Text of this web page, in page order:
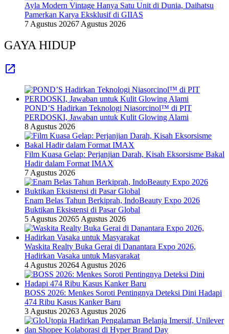
Ayla Modern Vintage Hanya Satu Unit di Dunia, Daihatsu
Pamerkan Karya Eksklusif di GIIAS
7 Agustus 20267 Agustus 2026
GAYA HIDUP
POND’S Hadirkan Teknologi Niasorcinol™ di PIT
PERDOSKI, Jawaban untuk Kulit Glowing Alami
8 Agustus 2026
Film Kuasa Gelap: Perjanjian Darah, Kisah Eksorsisme Bakal
Hadir dalam Format IMAX
7 Agustus 2026
Enam Belas Tahun Berkiprah, IndoBeauty Expo 2026
Buktikan Eksistensi di Pasar Global
5 Agustus 20265 Agustus 2026
Waskita Realty Buka Gerai di Danantara Expo 2026,
Hadirkan Vasaka untuk Masyarakat
4 Agustus 20264 Agustus 2026
BOSS 2026: Menkes Soroti Pentingnya Deteksi Dini Hadapi
474 Ribu Kasus Kanker Baru
3 Agustus 20263 Agustus 2026